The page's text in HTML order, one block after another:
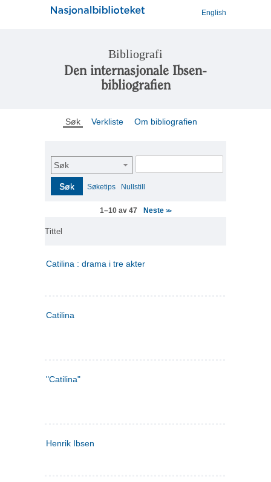
English
Bibliografi
Den internasjonale Ibsen-
bibliografien
Søk Verkliste Om bibliografien
Søk
Søk Søketips Nullstill
1–10 av 47 Neste>>
Tittel
Catilina : drama i tre akter
Catilina
"Catilina"
Henrik Ibsen